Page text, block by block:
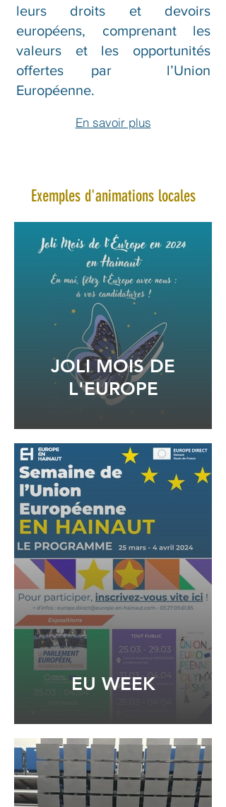
leurs droits et devoirs
européens, comprenant les
valeurs et les opportunités
offertes par l’Union
Européenne.
En savoir plus
Exemples d'animations locales
JOLI MOIS DE
L'EUROPE
EU WEEK